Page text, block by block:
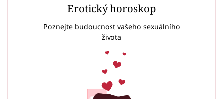
Erotický horoskop
Poznejte budoucnost vašeho sexuálního
života